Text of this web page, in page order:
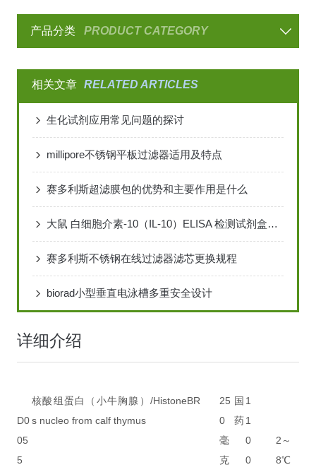
产品分类 PRODUCT CATEGORY
相关文章 RELATED ARTICLES
生化试剂应用常见问题的探讨
millipore不锈钢平板过滤器适用及特点
赛多利斯超滤膜包的优势和主要作用是什么
大鼠 白细胞介素-10（IL-10）ELISA 检测试剂盒说明书
赛多利斯不锈钢在线过滤器滤芯更换规程
biorad小型垂直电泳槽多重安全设计
详细介绍
D0
05
5
核酸组蛋白（小牛胸腺）/Histone
s nucleo from calf thymus
BR
25
0
毫
克
国
药
1
1
0
0
2～
8℃